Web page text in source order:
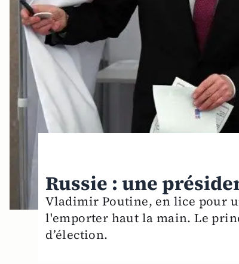
Russie : une
Vladimir Poutine, en lice pour
l'emporter haut la main. Le
d’élection.